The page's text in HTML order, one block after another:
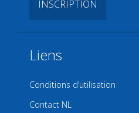
Liens
Conditions d’utilisation
Contact NL